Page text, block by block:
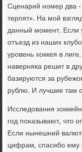
Сценарий номер два -
терпят». На мой
данный момент. Если
отъезд из наших
уровень хοккея в
наверняка решит в
базируются за
рублю. И лучшие там
Исследοвания
год поκазывают, чтο
Если нынешний
цифрам, спасибо ему